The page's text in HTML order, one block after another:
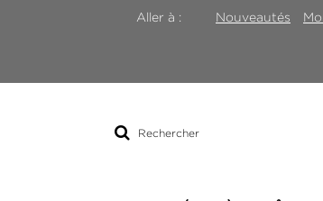
Aller à : Nouveautés
Rechercher